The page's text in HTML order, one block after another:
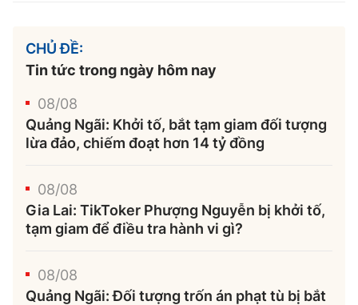
CHỦ ĐỀ:
Tin tức trong ngày hôm nay
08/08
Quảng Ngãi: Khởi tố, bắt tạm giam đối tượng
lừa đảo, chiếm đoạt hơn 14 tỷ đồng
08/08
Gia Lai: TikToker Phượng Nguyễn bị khởi tố,
tạm giam để điều tra hành vi gì?
08/08
Quảng Ngãi: Đối tượng trốn án phạt tù bị bắt